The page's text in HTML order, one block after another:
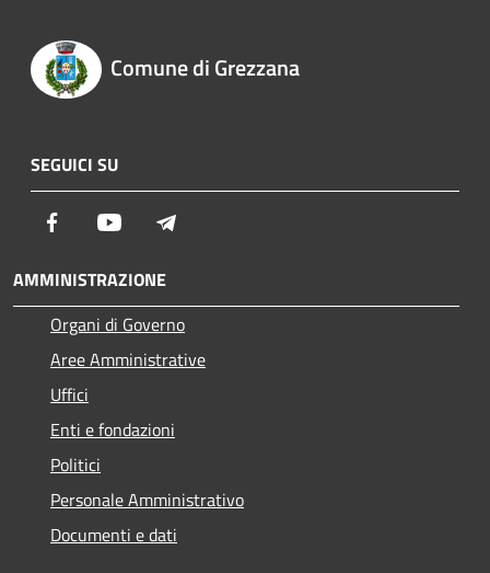
Comune di Grezzana
SEGUICI SU
Facebook Youtube
AMMINISTRAZIONE
Organi di Governo
Aree Amministrative
Uffici
Enti e fondazioni
Politici
Personale Amministrativo
Documenti e dati